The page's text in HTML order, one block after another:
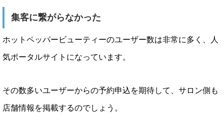
集客に繋がらなかった
ホットペッパービューティーのユーザー数は非常に多く、人
気ポータルサイトになっています。
その数多いユーザーからの予約申込を期待して、サロン側も
店舗情報を掲載するのでしょう。